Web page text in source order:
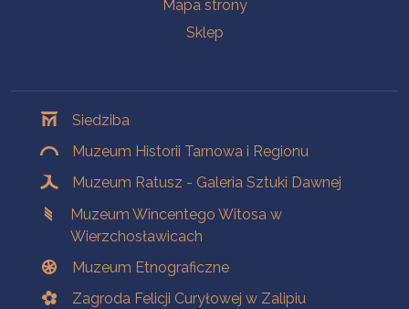
Mapa strony
Sklep
Siedziba
Muzeum Historii Tarnowa i Regionu
Muzeum Ratusz - Galeria Sztuki Dawnej
Muzeum Wincentego Witosa w
Wierzchosławicach
Muzeum Etnograficzne
Zagroda Felicji Curyłowej w Zalipiu